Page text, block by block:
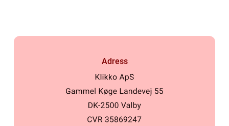
Adress